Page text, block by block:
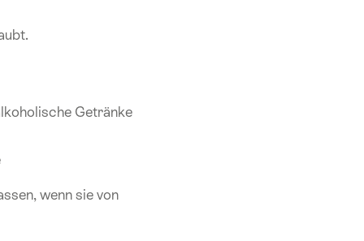
Getränke
wenn sie von